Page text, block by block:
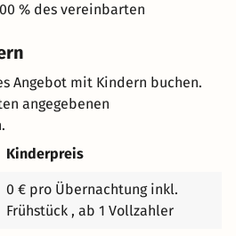
% des vereinbarten
Angebot mit Kindern buchen.
angegebenen
Kinderpreis
0 € pro Übernachtung inkl.
Frühstück , ab 1 Vollzahler